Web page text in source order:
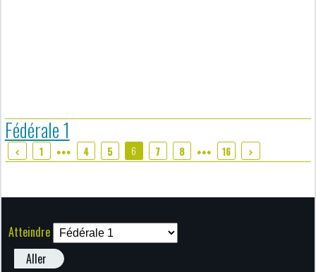
Fédérale 1
1 ●●● 4 5 6 7 8 ●●● 16
Atteindre
Aller